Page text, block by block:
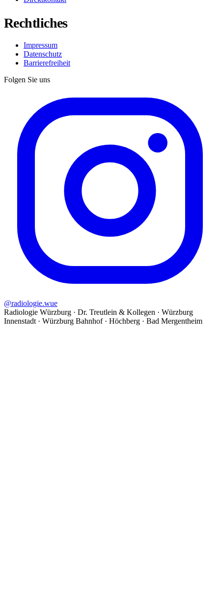
Rechtliches
Impressum
Datenschutz
Barrierefreiheit
Folgen Sie uns
@radiologie.wue
Radiologie Würzburg · Dr. Treutlein & Kollegen · Würzburg
Innenstadt · Würzburg Bahnhof · Höchberg · Bad Mergentheim